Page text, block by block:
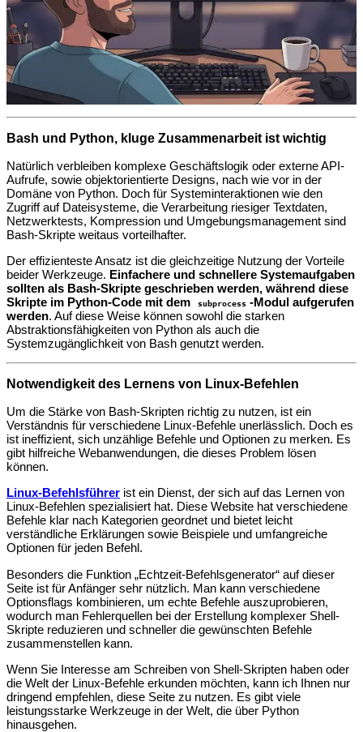
Bash und Python, kluge Zusammenarbeit ist wichtig
Natürlich verbleiben komplexe Geschäftslogik oder externe API-
Aufrufe, sowie objektorientierte Designs, nach wie vor in der
Domäne von Python. Doch für Systeminteraktionen wie den
Zugriff auf Dateisysteme, die Verarbeitung riesiger Textdaten,
Netzwerktests, Kompression und Umgebungsmanagement sind
Bash-Skripte weitaus vorteilhafter.
Der effizienteste Ansatz ist die gleichzeitige Nutzung der Vorteile
beider Werkzeuge. Einfachere und schnellere Systemaufgaben
sollten als Bash-Skripte geschrieben werden, während diese
Skripte im Python-Code mit dem
subprocess -Modul aufgerufen
werden. Auf diese Weise können sowohl die starken
Abstraktionsfähigkeiten von Python als auch die
Systemzugänglichkeit von Bash genutzt werden.
Notwendigkeit des Lernens von Linux-Befehlen
Um die Stärke von Bash-Skripten richtig zu nutzen, ist ein
Verständnis für verschiedene Linux-Befehle unerlässlich. Doch es
ist ineffizient, sich unzählige Befehle und Optionen zu merken. Es
gibt hilfreiche Webanwendungen, die dieses Problem lösen
können.
Linux-Befehlsführer ist ein Dienst, der sich auf das Lernen von
Linux-Befehlen spezialisiert hat. Diese Website hat verschiedene
Befehle klar nach Kategorien geordnet und bietet leicht
verständliche Erklärungen sowie Beispiele und umfangreiche
Optionen für jeden Befehl.
Besonders die Funktion „Echtzeit-Befehlsgenerator“ auf dieser
Seite ist für Anfänger sehr nützlich. Man kann verschiedene
Optionsflags kombinieren, um echte Befehle auszuprobieren,
wodurch man Fehlerquellen bei der Erstellung komplexer Shell-
Skripte reduzieren und schneller die gewünschten Befehle
zusammenstellen kann.
Wenn Sie Interesse am Schreiben von Shell-Skripten haben oder
die Welt der Linux-Befehle erkunden möchten, kann ich Ihnen nur
dringend empfehlen, diese Seite zu nutzen. Es gibt viele
leistungsstarke Werkzeuge in der Welt, die über Python
hinausgehen.